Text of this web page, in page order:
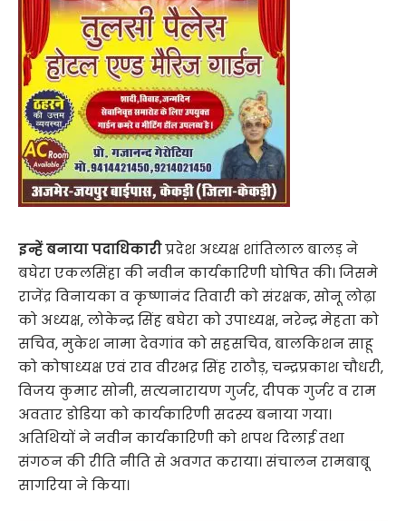
इन्हें बनाया पदाधिकारीप्रदेश अध्यक्ष शांतिलाल बालड़ ने
बघेरा एकलसिंहा की नवीन कार्यकारिणी घोषित की। जिसमे
राजेंद्र विनायका व कृष्णानंद तिवारी को संरक्षक, सोनू लोढ़ा
को अध्यक्ष, लोकेन्द्र सिंह बघेरा को उपाध्यक्ष, नरेन्द्र मेहता को
सचिव, मुकेश नामा देवगांव को सहसचिव, बालकिशन साहू
को कोषाध्यक्ष एवं राव वीरभद्र सिंह राठौड़, चन्द्रप्रकाश चौधरी,
विजय कुमार सोनी, सत्यनारायण गुर्जर, दीपक गुर्जर व राम
अवतार डोडिया को कार्यकारिणी सदस्य बनाया गया।
अतिथियों ने नवीन कार्यकारिणी को शपथ दिलाई तथा
संगठन की रीति नीति से अवगत कराया। संचालन रामबाबू
सागरिया ने किया।